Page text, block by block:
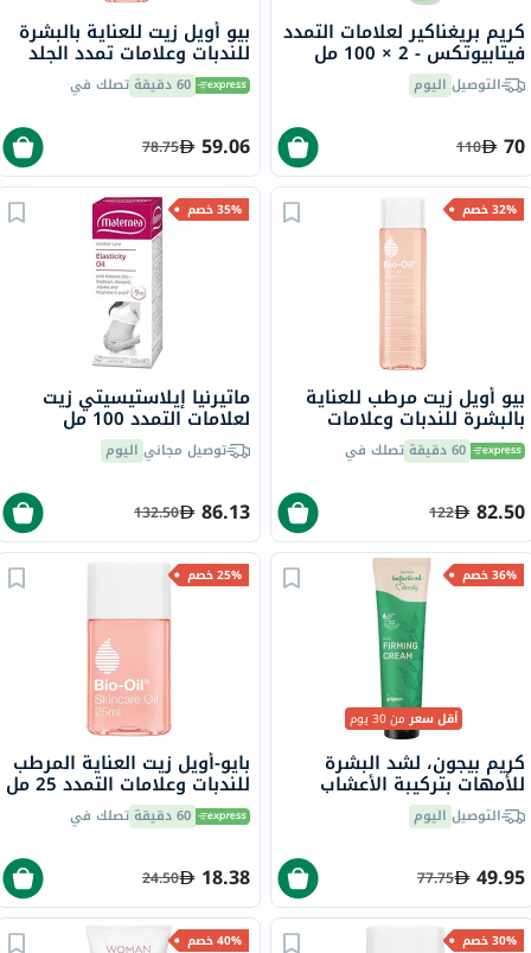
كريم بريغناكير لعلامات التمدد
فيتابيوتكس - 2 × 100 مل
التوصيل اليوم
70
110
بيو أويل زيت للعناية بالبشرة
للندبات وعلامات تمدد الجلد
وتفاوت لون البشرة 125 مل
60 دقيقة تصلك في
59.06
78.75
32% خصم
بيو أويل زيت مرطب للعناية
بالبشرة للندبات وعلامات
التمدد 200 مل60 دقيقة تصلك في
82.50
122
35% خصم
ماتيرنيا إيلاستيسيتي زيت
لعلامات التمدد 100 مل
توصيل مجاني اليوم
86.13
132.50
36% خصم
أقل سعرمن 30 يوم
كريم بيجون، لشد البشرة
للأمهات بتركيبة الأعشاب
الطبيعية، 150 مل
التوصيل اليوم
49.95
77.75
25% خصم
بايو-أويل زيت العناية المرطب
للندبات وعلامات التمدد 25 مل
60 دقيقة تصلك في
18.38
24.50
30% خصم 40% خصم